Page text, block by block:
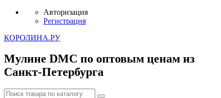
Авторизация
Регистрация
КОРОЛИНА.РУ
Мулине DMC по оптовым ценам из
Санкт-Петербурга